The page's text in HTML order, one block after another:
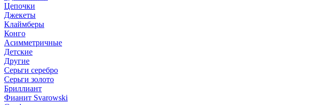
Цепочки
Джекеты
Клаймберы
Конго
Асимметричные
Детские
Другие
Серьги серебро
Серьги золото
Бриллиант
Фианит Svarowski